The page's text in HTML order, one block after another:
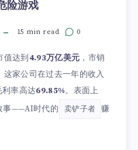
险游戏
15 min read 0
值达到 4.93万亿美元 ，市销
这家公司在过去一年的收入
利率高达69.85%。表面上
事——AI时代的
卖铲子者
赚